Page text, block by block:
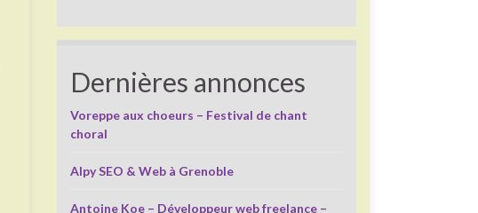
Dernières annonces
Voreppe aux choeurs – Festival de chant
choral
Alpy SEO & Web à Grenoble
Antoine Koe – Développeur web freelance –